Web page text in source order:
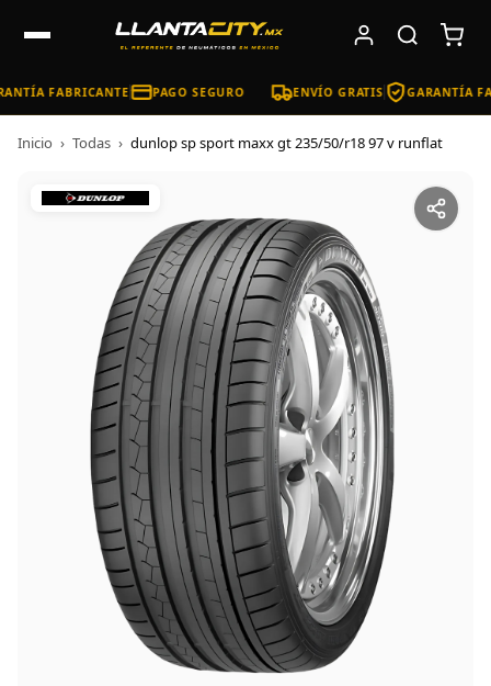
FABRICANTE PAGO SEGURO ENVÍO GRATIS GARANTÍA
Inicio › Todas › dunlop sp sport maxx gt 235/50/r18 97 v runflat